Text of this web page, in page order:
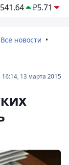
541.64 ₽5.71
Все новости
16:14, 13 марта 2015